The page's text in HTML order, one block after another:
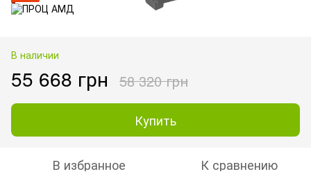
В наличии
55 668 грн 58 320 грн
Купить
В избранное К сравнению